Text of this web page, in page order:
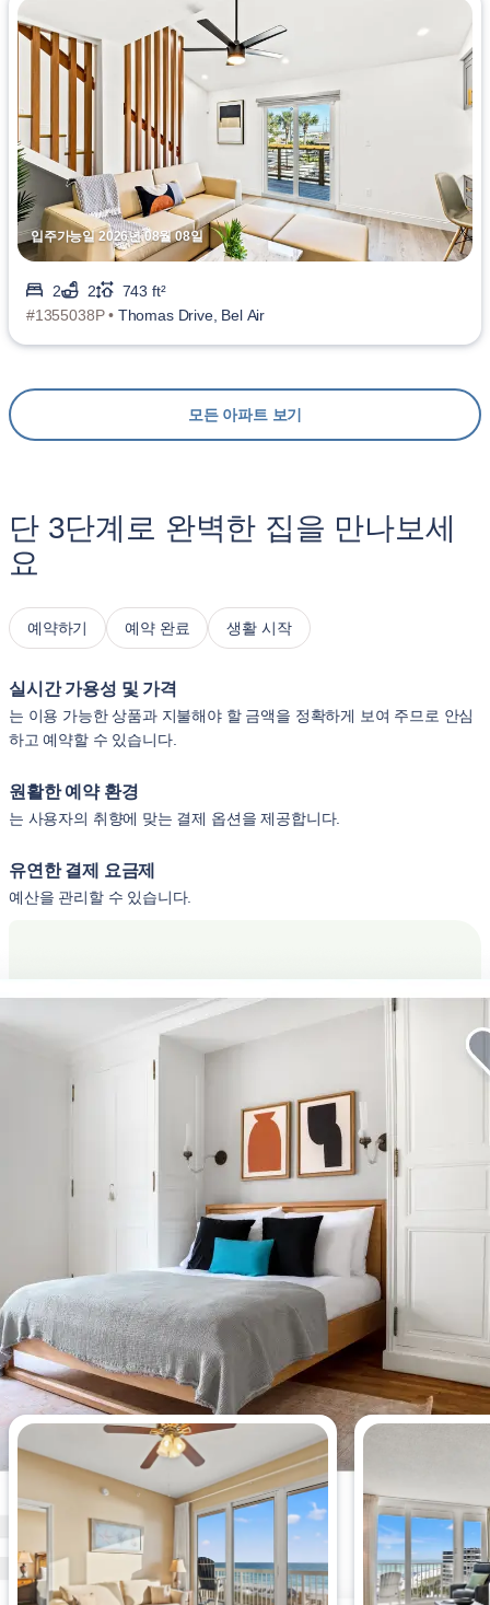
입주가능일 2026년 08월 08일
2 2
743 ft²
#1355038P • Thomas Drive, Bel Air
모든 아파트 보기
단 3단계로 완벽한 집을 만나보세
요
예약하기 예약 완료 생활 시작
실시간 가용성 및 가격
는 이용 가능한 상품과 지불해야 할 금액을 정확하게 보여 주므로 안심
하고 예약할 수 있습니다.
원활한 예약 환경
는 사용자의 취향에 맞는 결제 옵션을 제공합니다.
유연한 결제 요금제
예산을 관리할 수 있습니다.
이번 주 가장 많이 본 2-베드룸 아
파트